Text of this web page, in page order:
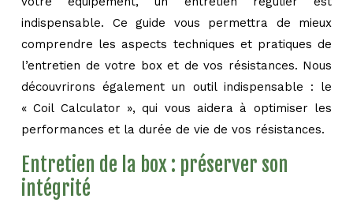
indispensable. Ce guide vous permettra de mieux
comprendre les aspects techniques et pratiques de
l’entretien de votre box et de vos résistances. Nous
découvrirons également un outil indispensable : le
« Coil Calculator », qui vous aidera à optimiser les
performances et la durée de vie de vos résistances.
Entretien de la box : préserver son
intégrité